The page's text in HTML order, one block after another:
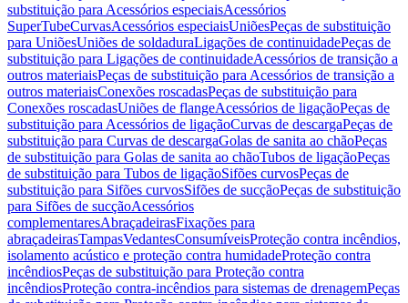
substituição para Acessórios especiaisAcessórios
SuperTubeCurvasAcessórios especiaisUniõesPeças de substituição
para UniõesUniões de soldaduraLigações de continuidadePeças de
substituição para Ligações de continuidadeAcessórios de transição a
outros materiaisPeças de substituição para Acessórios de transição a
outros materiaisConexões roscadasPeças de substituição para
Conexões roscadasUniões de flangeAcessórios de ligaçãoPeças de
substituição para Acessórios de ligaçãoCurvas de descargaPeças de
substituição para Curvas de descargaGolas de sanita ao chãoPeças
de substituição para Golas de sanita ao chãoTubos de ligaçãoPeças
de substituição para Tubos de ligaçãoSifões curvosPeças de
substituição para Sifões curvosSifões de sucçãoPeças de substituição
para Sifões de sucçãoAcessórios
complementaresAbraçadeirasFixações para
abraçadeirasTampasVedantesConsumíveisProteção contra incêndios,
isolamento acústico e proteção contra humidadeProteção contra
incêndiosPeças de substituição para Proteção contra
incêndiosProteção contra-incêndios para sistemas de drenagemPeças